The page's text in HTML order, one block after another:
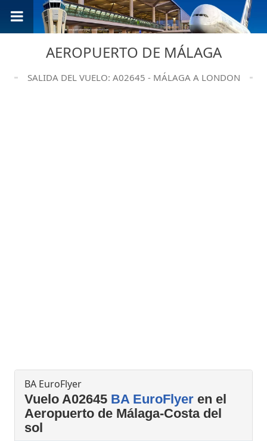
AEROPUERTO DE MÁLAGA
SALIDA DEL VUELO: A02645 - MÁLAGA A LONDON
BA EuroFlyer
Vuelo A02645 BA EuroFlyer en el
Aeropuerto de Málaga-Costa del
sol